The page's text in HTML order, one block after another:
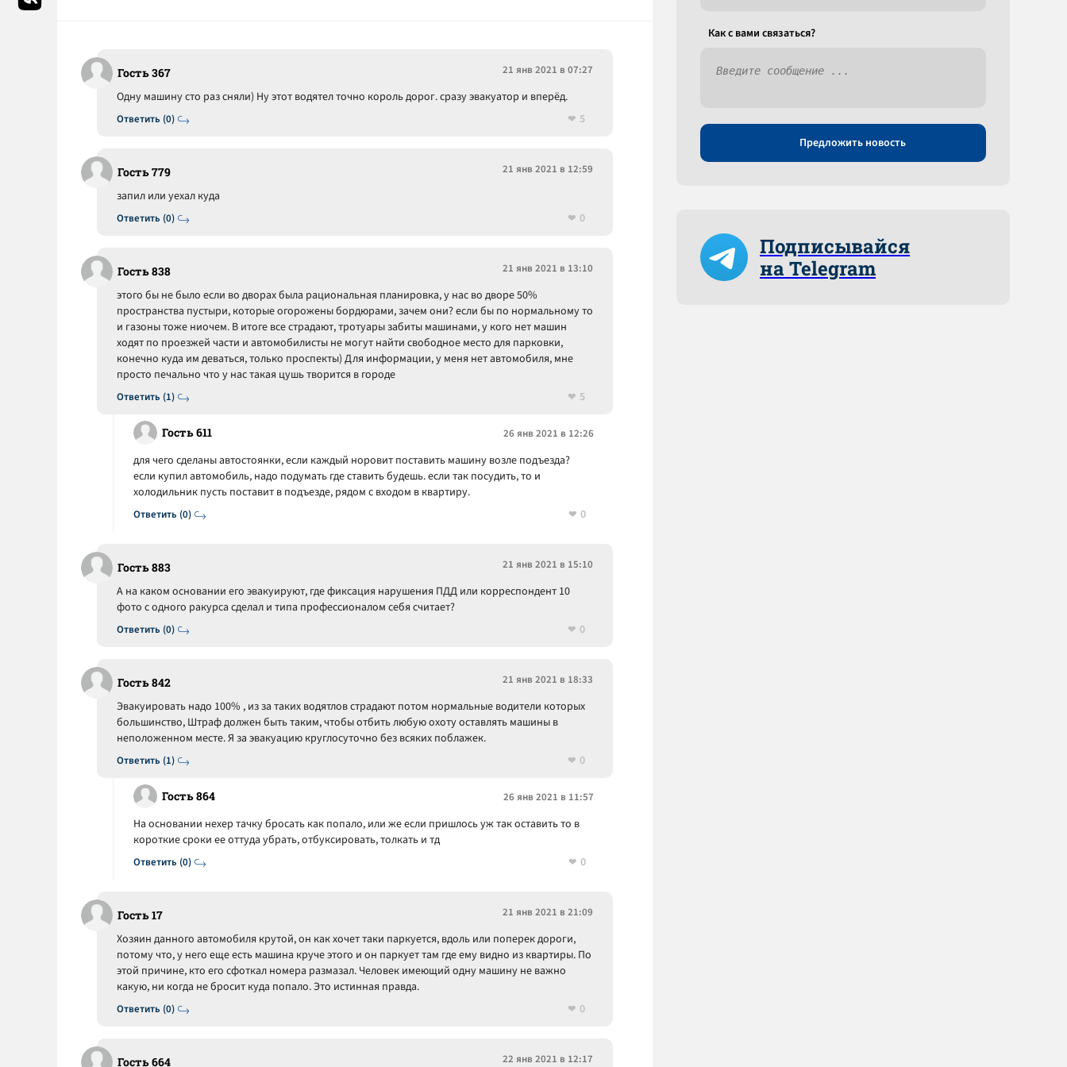
Гость 367 21 янв 2021 в 07:27
Ответить (0)
Одну машину сто раз сняли) Ну этот водятел точно король дорог. сразу эвакуатор и вперёд.
5
Гость 779 21 янв 2021 в 12:59
Ответить (0)
запил или уехал куда
0
Гость 838 21 янв 2021 в 13:10
Ответить (1)
этого бы не было если во дворах была рациональная планировка, у нас во дворе 50%
пространства пустыри, которые огорожены бордюрами, зачем они? если бы по нормальному то
и газоны тоже ниочем. В итоге все страдают, тротуары забиты машинами, у кого нет машин
ходят по проезжей части и автомобилисты не могут найти свободное место для парковки,
конечно куда им деваться, только проспекты) Для информации, у меня нет автомобиля, мне
просто печально что у нас такая цушь творится в городе
5
Гость 611 26 янв 2021 в 12:26
Ответить (0)
для чего сделаны автостоянки, если каждый норовит поставить машину возле подъезда?
если купил автомобиль, надо подумать где ставить будешь. если так посудить, то и
холодильник пусть поставит в подъезде, рядом с входом в квартиру.
0
Гость 883 21 янв 2021 в 15:10
Ответить (0)
А на каком основании его эвакуируют, где фиксация нарушения ПДД или корреспондент 10
фото с одного ракурса сделал и типа профессионалом себя считает?
0
Гость 842 21 янв 2021 в 18:33
Ответить (1)
Эвакуировать надо 100% , из за таких водятлов страдают потом нормальные водители которых
большинство, Штраф должен быть таким, чтобы отбить любую охоту оставлять машины в
неположенном месте. Я за эвакуацию круглосуточно без всяких поблажек.
0
Гость 864 26 янв 2021 в 11:57
Ответить (0)
На основании нехер тачку бросать как попало, или же если пришлось уж так оставить то в
короткие сроки ее оттуда убрать, отбуксировать, толкать и тд
0
Гость 17 21 янв 2021 в 21:09
Ответить (0)
Хозяин данного автомобиля крутой, он как хочет таки паркуется, вдоль или поперек дороги,
потому что, у него еще есть машина круче этого и он паркует там где ему видно из квартиры. По
этой причине, кто его сфоткал номера размазал. Человек имеющий одну машину не важно
какую, ни когда не бросит куда попало. Это истинная правда.
0
Гость 664 22 янв 2021 в 12:17
Как c вами связаться?
Предложить новость
Подписывайся
на Telegram